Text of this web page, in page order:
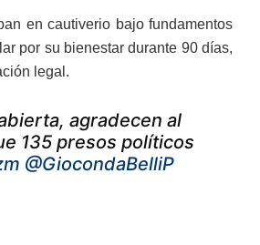
en cautiverio bajo fundamentos
por su bienestar durante 90 días,
legal.
agradecen al
135 presos políticos
@GiocondaBelliP